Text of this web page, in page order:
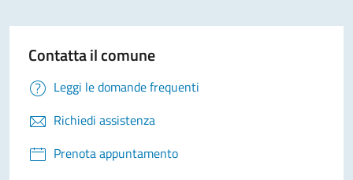
Contatta il comune
Leggi le domande frequenti
Richiedi assistenza
Prenota appuntamento